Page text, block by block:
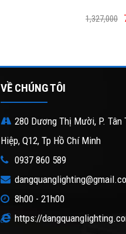
1,327,000
VỀ CHÚNG TÔI
280 Dương Thị Mười, P. Tân
Hiệp, Q12, Tp Hồ Chí Minh
0937 860 589
8h00 - 21h00
https://